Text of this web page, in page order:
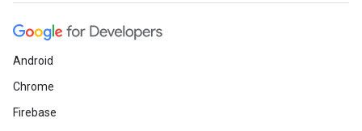
Android
Chrome
Firebase